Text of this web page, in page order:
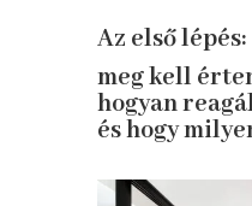
Az első lépés:
meg kell
hogyan
és hogy